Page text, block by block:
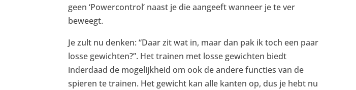
geen ‘Powercontrol’ naast je die aangeeft wanneer je te ver
beweegt.
Je zult nu denken: “Daar zit wat in, maar dan pak ik toch een paar
losse gewichten?”. Het trainen met losse gewichten biedt
inderdaad de mogelijkheid om ook de andere functies van de
spieren te trainen. Het gewicht kan alle kanten op, dus je hebt nu